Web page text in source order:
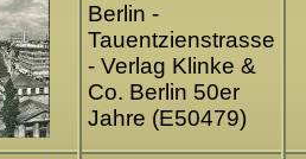
Berlin -
Tauentzienstrasse
- Verlag Klinke &
Co. Berlin 50er
Jahre (E50479)